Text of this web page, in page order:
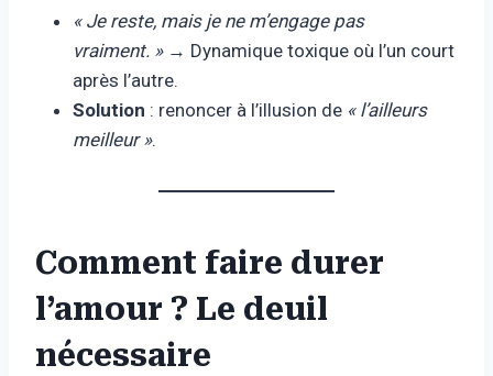
« Je reste, mais je ne m’engage pas
vraiment. »→ Dynamique toxique où l’un court
après l’autre.
Solution : renoncer à l’illusion de « l’ailleurs
meilleur ».
Comment faire durer
l’amour ? Le deuil
nécessaire